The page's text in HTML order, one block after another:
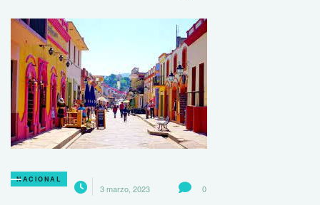
NACIONAL
3 marzo, 2023 0